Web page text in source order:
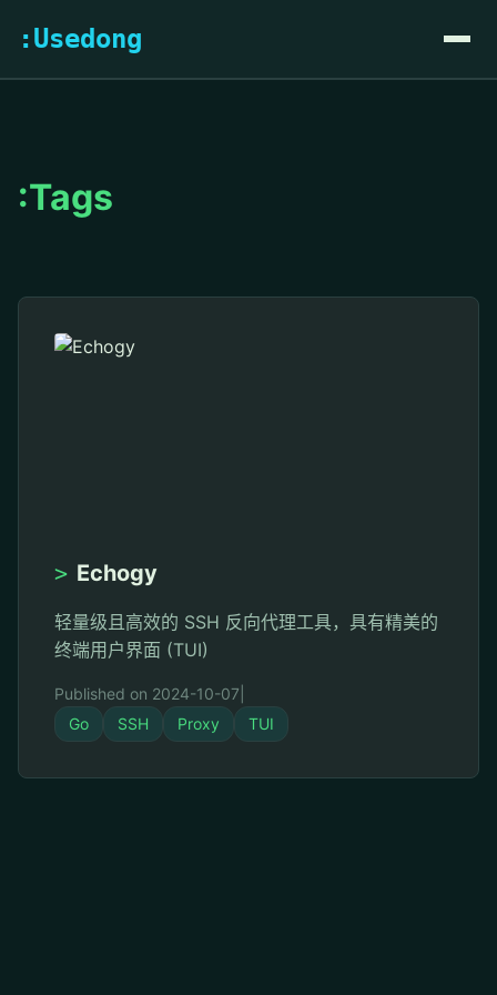
:Usedong
:Tags
> Echogy
轻量级且高效的 SSH 反向代理工具，具有精美的
终端用户界面 (TUI)
Published on 2024-10-07
Go
SSH Proxy TUI